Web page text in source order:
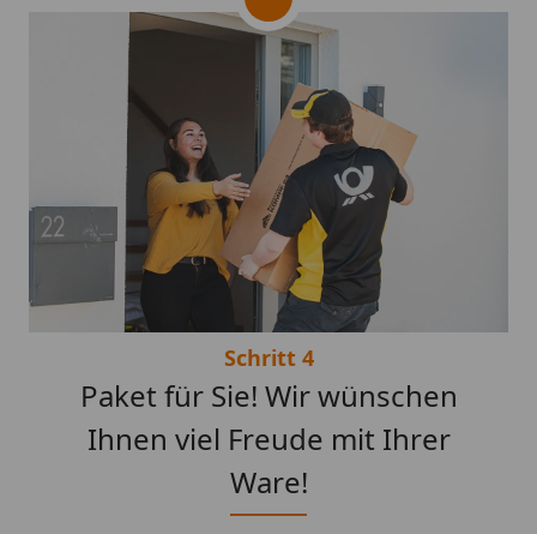
Schritt 4
Paket für Sie! Wir wünschen
Ihnen viel Freude mit Ihrer
Ware!